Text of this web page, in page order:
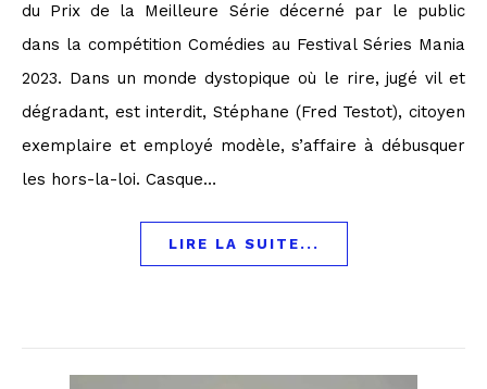
du Prix de la Meilleure Série décerné par le public
dans la compétition Comédies au Festival Séries Mania
2023. Dans un monde dystopique où le rire, jugé vil et
dégradant, est interdit, Stéphane (Fred Testot), citoyen
exemplaire et employé modèle, s’affaire à débusquer
les hors-la-loi. Casque…
LIRE LA SUITE...